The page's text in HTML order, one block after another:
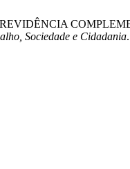
Sociedade e Cidadania